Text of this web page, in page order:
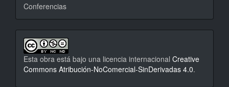
Conferencias
Esta obra está bajo una licencia internacional Creative
Commons Atribución-NoComercial-SinDerivadas 4.0.